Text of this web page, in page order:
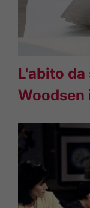
L'abito
Woodsen